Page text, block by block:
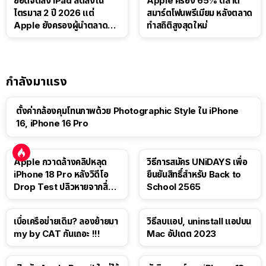
ไตรมาส 2 ปี 2026 แต่
Apple ยังครองผู้นำตลาด
สมาร์ตโฟนพรีเมียม หลังตลาด
ทำสถิติสูงสุดใหม่
กำลังมาแรง
ตั้งค่ากล้องคุมโทนภาพด้วย Photographic Style ใน iPhone
16, iPhone 16 Pro
Apple กวาดล้างคลิปหลุด
iPhone 18 Pro หลังวิดีโอ
Drop Test ปลิวหายจากสื่อ
วิธีการสมัคร UNiDAYS เพื่อ
ยืนยันสิทธิ์สำหรับ Back to
School 2565
เบื่อเครือข่ายเดิม? ลองย้ายมา
my by CAT กันเถอะ !!!
วิธีลบแอป, uninstall แอปบน
Mac อัปเดต 2023